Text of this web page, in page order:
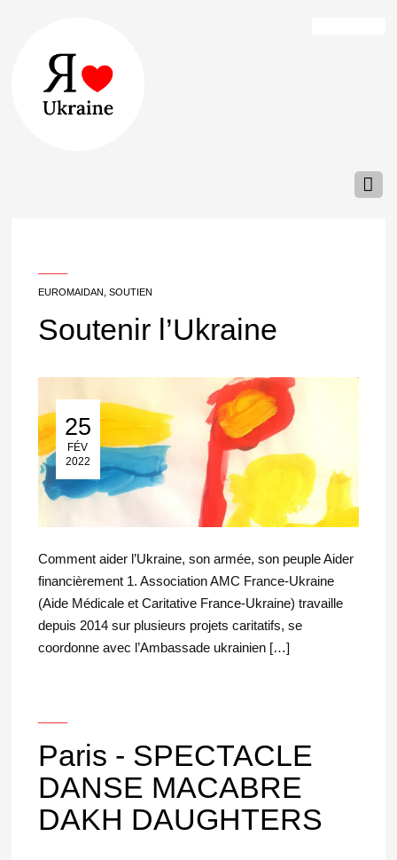
EUROMAIDAN SOUTIEN
Soutenir l’Ukraine
25
FÉV
2022
25 Fév 2022
Comment aider l’Ukraine, son armée, son peuple Aider
financièrement 1. Association AMC France-Ukraine
(Aide Médicale et Caritative France-Ukraine) travaille
depuis 2014 sur plusieurs projets caritatifs, se
coordonne avec l’Ambassade ukrainien […]
Paris - SPECTACLE
DANSE MACABRE
DAKH DAUGHTERS